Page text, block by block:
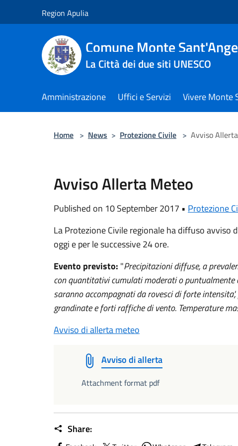
Region Apulia
Comune Monte
La Città dei due siti UNESCO
Amministrazione Uffici e Servizi Vivere Monte
Home > News > Protezione Civile > Avviso
Avviso Allerta Meteo
Published on 10 September 2017 • Protezione
La Protezione Civile regionale ha diffuso avviso
oggi e per le successive 24 ore.
Evento previsto: "Precipitazioni diffuse, a
con quantitativi cumulati moderati o puntualmente
saranno accompagnati da rovesci di forte
grandinate e forti raffiche di vento. Temperature
Avviso di allerta meteo
Avviso di allerta
Attachment format pdf
Share: